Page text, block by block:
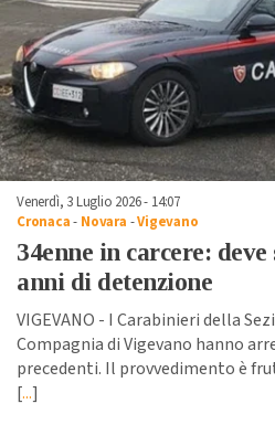
Venerdì, 3 Luglio 2026 - 14:07
Cronaca- Novara -Vigevano
34enne in carcere:
anni di detenzione
VIGEVANO - I Carabinieri della
Compagnia di Vigevano hanno
precedenti. Il provvedimento è
[...]